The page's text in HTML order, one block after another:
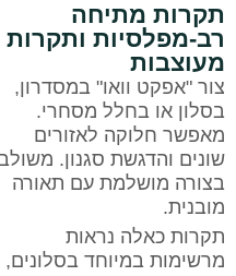
תקרות מתיחה
רב-מפלסיות ותקרות
מעוצבות
צור "אפקט וואו" במסדרון,
בסלון או בחלל מסחרי.
מאפשר חלוקה לאזורים
שונים והדגשת סגנון. משולב
בצורה מושלמת עם תאורה
מובנית.
תקרות כאלה נראות
מרשימות במיוחד בסלונים,